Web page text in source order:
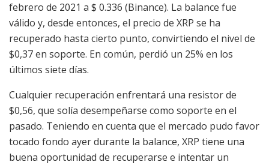
febrero de 2021 a $ 0.336 (Binance). La balance fue
válido y, desde entonces, el precio de XRP se ha
recuperado hasta cierto punto, convirtiendo el nivel de
$0,37 en soporte. En común, perdió un 25% en los
últimos siete días.
Cualquier recuperación enfrentará una resistor de
$0,56, que solía desempeñarse como soporte en el
pasado. Teniendo en cuenta que el mercado pudo favor
tocado fondo ayer durante la balance, XRP tiene una
buena oportunidad de recuperarse e intentar un